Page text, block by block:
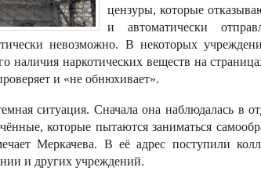
цензуры, которые
и автоматически
невозможно. В некоторых
наличия наркотических веществ на
и «не обнюхивает».
ситуация. Сначала она наблюдалась в
которые пытаются заниматься
Меркачева. В её адрес поступили
и других учреждений.